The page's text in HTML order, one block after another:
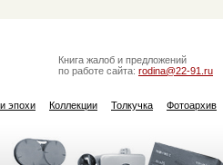
Книга жалоб и предложений
по работе сайта: rodina@22-91.ru
эпохи Коллекции Толкучка Фотоархив